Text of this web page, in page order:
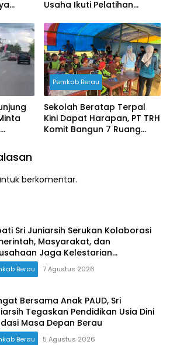
Usaha Ikuti Pelatihan
Profesional
Pemkab Berau
Sekolah Beratap Terpal
Kini Dapat Harapan, PT TRH
Komit Bangun 7 Ruang
berkomentar.
Sri Juniarsih Serukan Kolaborasi
Masyarakat, dan
Jaga Kelestarian
Berau 7 Agustus 2026
Bersama Anak PAUD, Sri
Tegaskan Pendidikan Usia Dini
Masa Depan Berau
Berau 5 Agustus 2026